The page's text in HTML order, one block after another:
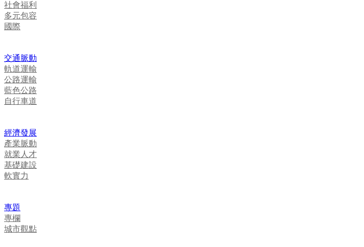
社會福利
多元包容
國際
交通脈動
軌道運輸
公路運輸
藍色公路
自行車道
經濟發展
產業脈動
就業人才
基礎建設
軟實力
專題
專欄
城市觀點